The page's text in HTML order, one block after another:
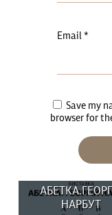
Email *
Save my
browser for
НАРБУТ